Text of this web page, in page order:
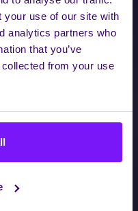
your use of our site with
analytics partners who
that you’ve
from your use